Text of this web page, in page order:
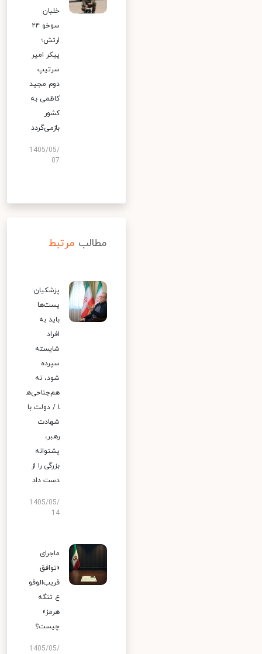
خلبان
سوخو ۲۴
ارتش؛
پیکر امیر
سرتیپ
دوم مجید
کاظمی به
کشور
بازمی‌گردد
1405/05/
07
مطالب مرتبط
پزشکیان:
پست‌ها
باید به
افراد
شایسته
سپرده
شود، نه
هم‌جناحی‌ه
ا / دولت با
شهادت
رهبر،
پشتوانه
بزرگی را از
دست داد
1405/05/
14
ماجرای
«توافق
قریب‌الوقو
ع تنگه
هرمز»
چیست؟
1405/05/